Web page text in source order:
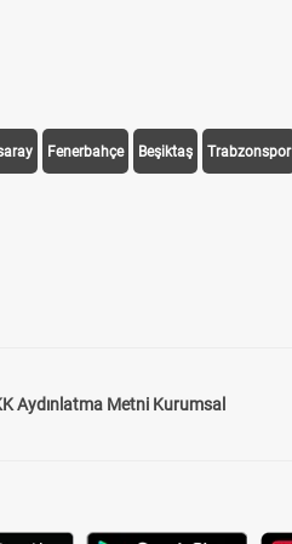
Fenerbahçe Beşiktaş Trabzonspor
Aydınlatma Metni Kurumsal